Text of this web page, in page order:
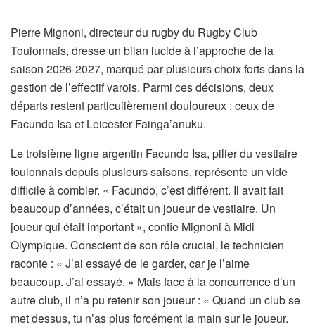
Pierre Mignoni, directeur du rugby du Rugby Club
Toulonnais, dresse un bilan lucide à l’approche de la
saison 2026-2027, marqué par plusieurs choix forts dans la
gestion de l’effectif varois. Parmi ces décisions, deux
départs restent particulièrement douloureux : ceux de
Facundo Isa et Leicester Fainga’anuku.
Le troisième ligne argentin Facundo Isa, pilier du vestiaire
toulonnais depuis plusieurs saisons, représente un vide
difficile à combler. « Facundo, c’est différent. Il avait fait
beaucoup d’années, c’était un joueur de vestiaire. Un
joueur qui était important », confie Mignoni à Midi
Olympique. Conscient de son rôle crucial, le technicien
raconte : « J’ai essayé de le garder, car je l’aime
beaucoup. J’ai essayé. » Mais face à la concurrence d’un
autre club, il n’a pu retenir son joueur : « Quand un club se
met dessus, tu n’as plus forcément la main sur le joueur.